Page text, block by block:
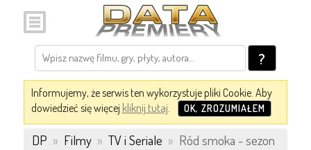
?
Informujemy, że serwis ten wykorzystuje pliki Cookie. Aby
dowiedzieć się więcej kliknij tutaj. OK, ZROZUMIAŁEM
DP » Filmy » TV i Seriale » Ród smoka - sezon